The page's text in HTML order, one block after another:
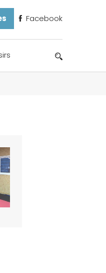
Facebook